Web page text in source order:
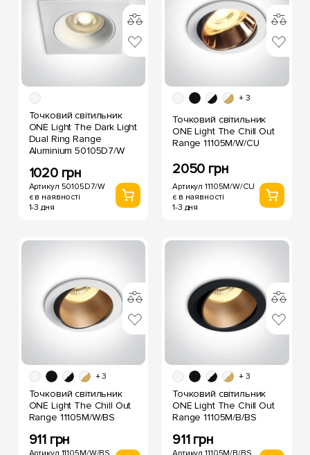
Точковий світильник
ONE Light The Dark Light
Dual Ring Range
Aluminium 50105D7/W
1020 грн
Артикул 50105D7/W
є в наявності
1-3 дня
+ 3
Точковий світильник
ONE Light The Chill Out
Range 11105M/W/CU
2050 грн
Артикул 11105M/W/CU
є в наявності
1-3 дня
+ 3
Точковий світильник
ONE Light The Chill Out
Range 11105M/W/BS
911 грн
Артикул 11105M/W/BS
+ 3
Точковий світильник
ONE Light The Chill Out
Range 11105M/B/BS
911 грн
Артикул 11105M/B/BS